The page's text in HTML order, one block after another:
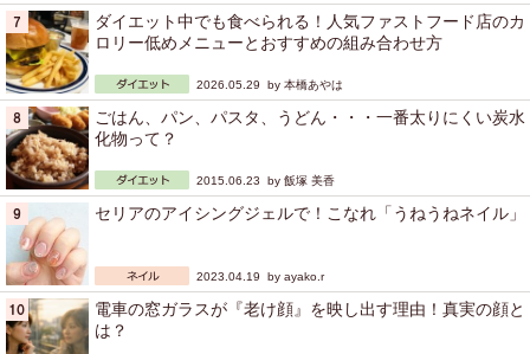
ダイエット中でも食べられる！人気ファストフード店のカ
ロリー低めメニューとおすすめの組み合わせ方
2026.05.29 by 本橋あやは
ごはん、パン、パスタ、うどん・・・一番太りにくい炭水
化物って？
2015.06.23 by 飯塚 美香
セリアのアイシングジェルで！こなれ「うねうねネイル」
2023.04.19 by ayako.r
電車の窓ガラスが『老け顔』を映し出す理由！真実の顔と
は？